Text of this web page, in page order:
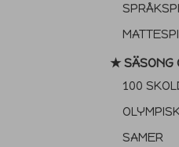
★ SÄSONG
100
SAMER